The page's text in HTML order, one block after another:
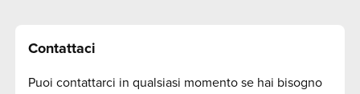
Contattaci
Puoi contattarci in qualsiasi momento se hai bisogno